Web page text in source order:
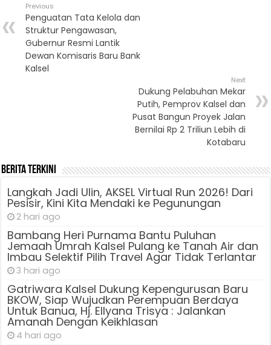
Previous
Penguatan Tata Kelola dan
Struktur Pengawasan,
Gubernur Resmi Lantik
Dewan Komisaris Baru Bank
Kalsel
Next
Dukung Pelabuhan Mekar
Putih, Pemprov Kalsel dan
Pusat Bangun Proyek Jalan
Bernilai Rp 2 Triliun Lebih di
Kotabaru
Berita Terkini
Langkah Jadi Ulin, AKSEL Virtual Run 2026! Dari
Pesisir, Kini Kita Mendaki ke Pegunungan
2 hari ago
Bambang Heri Purnama Bantu Puluhan
Jemaah Umrah Kalsel Pulang ke Tanah Air dan
Imbau Selektif Pilih Travel Agar Tidak Terlantar
3 hari ago
Gatriwara Kalsel Dukung Kepengurusan Baru
BKOW, Siap Wujudkan Perempuan Berdaya
Untuk Banua, Hj. Ellyana Trisya : Jalankan
Amanah Dengan Keikhlasan
4 hari ago